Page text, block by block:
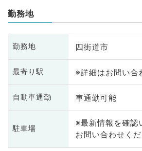
勤務地
勤務地 四街道市
最寄り駅 ※詳細はお問い合
自動車通勤 車通勤可能
駐車場
※最新情報を確認
お問い合わせく